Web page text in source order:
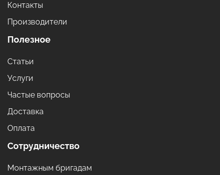
Контакты
Производители
Полезное
Статьи
Услуги
Частые вопросы
Доставка
Оплата
Сотрудничество
Монтажным бригадам